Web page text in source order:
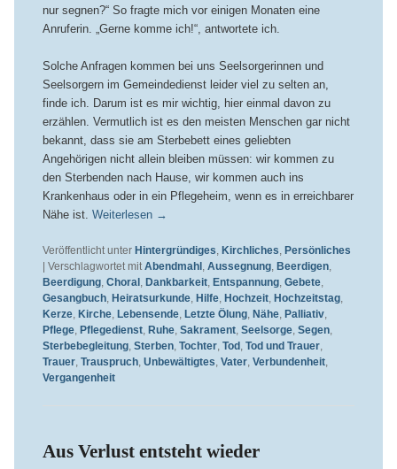
nur segnen?“ So fragte mich vor einigen Monaten eine
Anruferin. „Gerne komme ich!“, antwortete ich.
Solche Anfragen kommen bei uns Seelsorgerinnen und
Seelsorgern im Gemeindedienst leider viel zu selten an,
finde ich. Darum ist es mir wichtig, hier einmal davon zu
erzählen. Vermutlich ist es den meisten Menschen gar nicht
bekannt, dass sie am Sterbebett eines geliebten
Angehörigen nicht allein bleiben müssen: wir kommen zu
den Sterbenden nach Hause, wir kommen auch ins
Krankenhaus oder in ein Pflegeheim, wenn es in erreichbarer
Nähe ist. Weiterlesen →
Veröffentlicht unter Hintergründiges, Kirchliches, Persönliches
Verschlagwortet mit Abendmahl , Aussegnung, Beerdigen,
Beerdigung, Choral , Dankbarkeit, Entspannung, Gebete,
Gesangbuch, Heiratsurkunde, Hilfe, Hochzeit, Hochzeitstag,
Kerze, Kirche, Lebensende, Letzte Ölung, Nähe, Palliativ,
Pflege, Pflegedienst, Ruhe, Sakrament, Seelsorge, Segen,
Sterbebegleitung, Sterben, Tochter, Tod , Tod und Trauer,
Trauer, Trauspruch, Unbewältigtes, Vater, Verbundenheit,
Vergangenheit
Aus Verlust entsteht wieder